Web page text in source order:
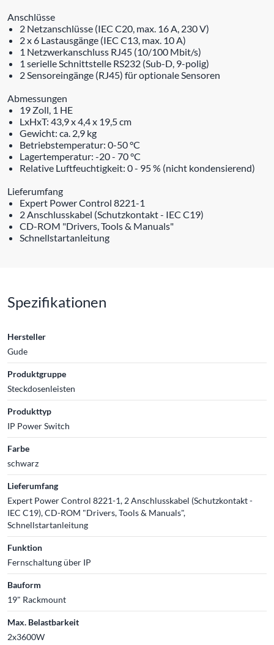
Anschlüsse
2 Netzanschlüsse (IEC C20, max. 16 A, 230 V)
2 x 6 Lastausgänge (IEC C13, max. 10 A)
1 Netzwerkanschluss RJ45 (10/100 Mbit/s)
1 serielle Schnittstelle RS232 (Sub-D, 9-polig)
2 Sensoreingänge (RJ45) für optionale Sensoren
Abmessungen
19 Zoll, 1 HE
LxHxT: 43,9 x 4,4 x 19,5 cm
Gewicht: ca. 2,9 kg
Betriebstemperatur: 0-50 °C
Lagertemperatur: -20 - 70 °C
Relative Luftfeuchtigkeit: 0 - 95 % (nicht kondensierend)
Lieferumfang
Expert Power Control 8221-1
2 Anschlusskabel (Schutzkontakt - IEC C19)
CD-ROM "Drivers, Tools & Manuals"
Schnellstartanleitung
Spezifikationen
Hersteller
Gude
Produktgruppe
Steckdosenleisten
Produkttyp
IP Power Switch
Farbe
schwarz
Lieferumfang
Expert Power Control 8221-1, 2 Anschlusskabel (Schutzkontakt -
IEC C19), CD-ROM "Drivers, Tools & Manuals",
Schnellstartanleitung
Funktion
Fernschaltung über IP
Bauform
19" Rackmount
Max. Belastbarkeit
2x3600W